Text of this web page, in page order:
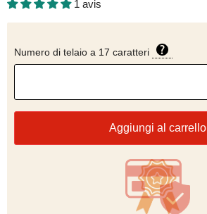
1 avis
Numero di telaio a 17 caratteri
Aggiungi al carrello